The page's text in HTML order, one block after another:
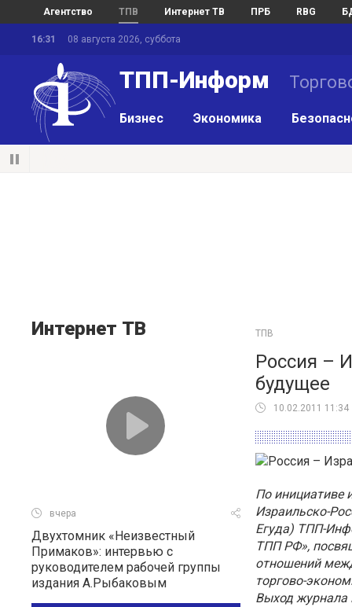
Агентство ТПВ Интернет ТВ ПРБ RBG
16:31 08 августа 2026, суббота
ТПП-Информ
Бизнес Экономика
Интернет ТВ
вчера
Двухтомник «Неизвестный
Примаков»: интервью с
руководителем рабочей группы
издания А.Рыбаковым
ТПВ
Россия –
будущее
10.02.2011 11:34
По инициативе
Израильско-
Егуда) ТПП-
ТПП РФ»,
отношений
торгово-
Выход журнала